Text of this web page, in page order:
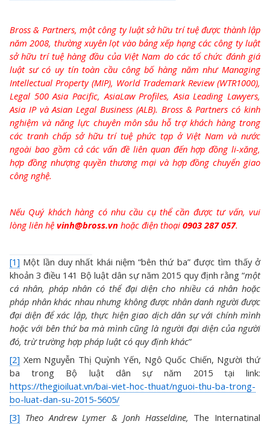
Bross & Partners, một công ty luật sở hữu trí tuệ được thành lập
năm 2008, thường xuyên lọt vào bảng xếp hạng các công ty luật
sở hữu trí tuệ hàng đầu của Việt Nam do các tổ chức đánh giá
luật sư có uy tín toàn cầu công bố hàng năm như Managing
Intellectual Property (MIP), World Trademark Review (WTR1000),
Legal 500 Asia Pacific, AsiaLaw Profiles, Asia Leading Lawyers,
Asia IP và Asian Legal Business (ALB). Bross & Partners có kinh
nghiệm và năng lực chuyên môn sâu hỗ trợ khách hàng trong
các tranh chấp sở hữu trí tuệ phức tạp ở Việt Nam và nước
ngoài bao gồm cả các vấn đề liên quan đến hợp đồng li-xăng,
hợp đồng nhượng quyền thương mại và hợp đồng chuyển giao
công nghệ.
Nếu Quý khách hàng có nhu cầu cụ thể cần được tư vấn, vui
lòng liên hệ vinh@bross.vn hoặc điện thoại 0903 287 057.
[1] Một lần duy nhất khái niệm “bên thứ ba” được tìm thấy ở
khoản 3 điều 141 Bộ luật dân sự năm 2015 quy định rằng “một
cá nhân, pháp nhân có thể đại diện cho nhiều cá nhân hoặc
pháp nhân khác nhau nhưng không được nhân danh người được
đại diện để xác lập, thực hiện giao dịch dân sự với chính mình
hoặc với bên thứ ba mà mình cũng là người đại diện của người
đó, trừ trường hợp pháp luật có quy định khác”
[2] Xem Nguyễn Thị Quỳnh Yến, Ngô Quốc Chiến, Người thứ
ba trong Bộ luật dân sự năm 2015 tại link:
https://thegioiluat.vn/bai-viet-hoc-thuat/nguoi-thu-ba-trong-
bo-luat-dan-su-2015-5605/
[3] Theo Andrew Lymer & Jonh Hasseldine, The Internatinal